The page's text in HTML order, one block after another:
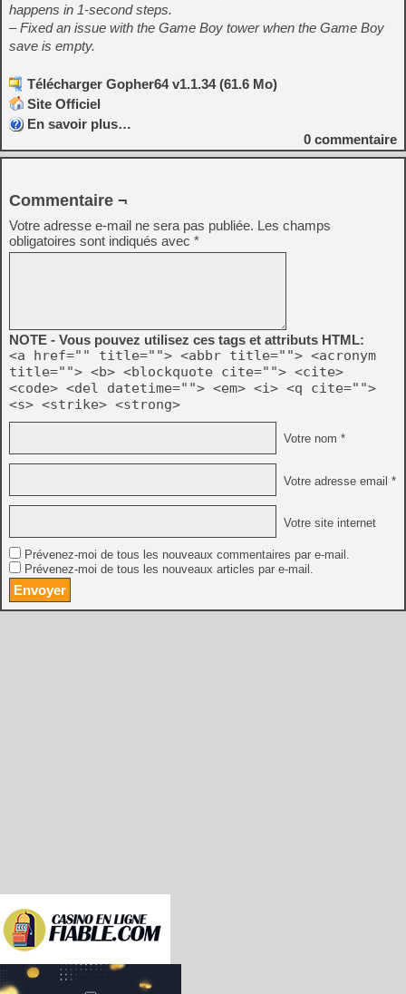
happens in 1-second steps.
– Fixed an issue with the Game Boy tower when the Game Boy
save is empty.
Télécharger Gopher64 v1.1.34 (61.6 Mo)
Site Officiel
En savoir plus…
0 commentaire
Commentaire ¬
Votre adresse e-mail ne sera pas publiée. Les champs
obligatoires sont indiqués avec *
NOTE - Vous pouvez utilisez ces tags et attributs HTML:
<a href="" title=""> <abbr title=""> <acronym
title=""> <b> <blockquote cite=""> <cite>
<code> <del datetime=""> <em> <i> <q cite="">
<s> <strike> <strong>
Votre nom *
Votre adresse email *
Votre site internet
Prévenez-moi de tous les nouveaux commentaires par e-mail.
Prévenez-moi de tous les nouveaux articles par e-mail.